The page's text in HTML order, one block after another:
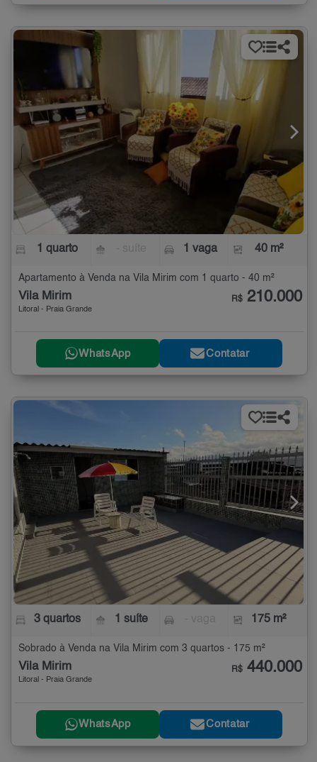
1 quarto 1 vaga 40 m²
Apartamento à Venda na Vila Mirim com 1 quarto - 40 m²
Vila Mirim
Litoral - Praia Grande
R$ 210.000
WhatsApp Contatar
3 quartos 1 suíte 175 m²
Sobrado à Venda na Vila Mirim com 3 quartos - 175 m²
Vila Mirim
Litoral - Praia Grande
R$ 440.000
WhatsApp Contatar